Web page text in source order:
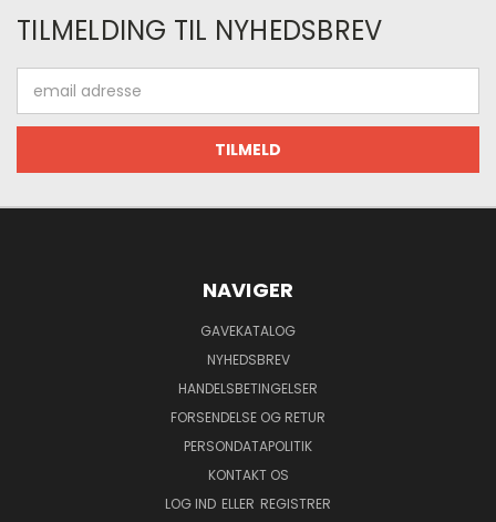
TILMELDING TIL NYHEDSBREV
adresse
NAVIGER
GAVEKATALOG
NYHEDSBREV
HANDELSBETINGELSER
FORSENDELSE OG RETUR
PERSONDATAPOLITIK
KONTAKT OS
LOG IND ELLER REGISTRER